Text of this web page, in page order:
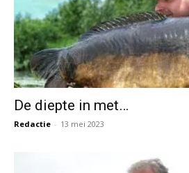
De diepte in met…
Redactie - 13 mei 2023